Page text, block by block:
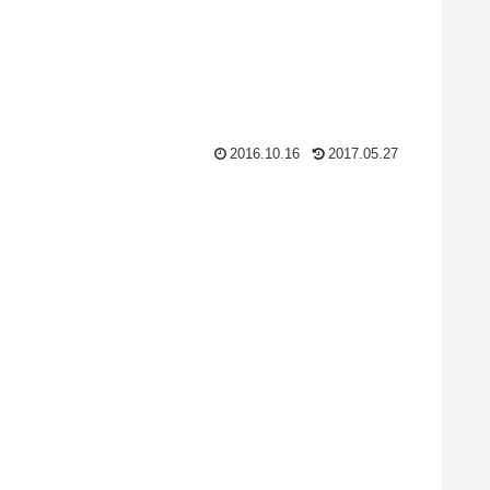
2016.10.16 2017.05.27